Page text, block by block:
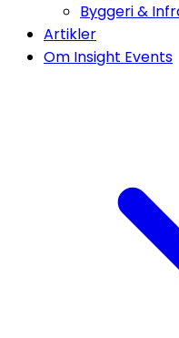
Byggeri &
Artikler
Om Insight Events